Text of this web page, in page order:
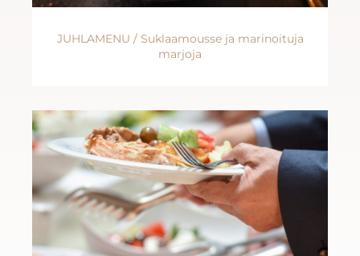
JUHLAMENU / Suklaamousse ja marinoituja
marjoja